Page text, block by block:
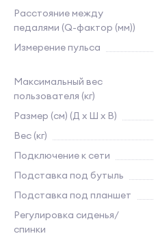
Расстояние между
педалями (Q-фактор (мм))
Измерение пульса
Максимальный вес
пользователя (кг)
Размер (см) (Д х Ш х В)
Вес (кг)
Подключение к сети
Подставка под бутыль
Подставка под планшет
Регулировка сиденья/
спинки